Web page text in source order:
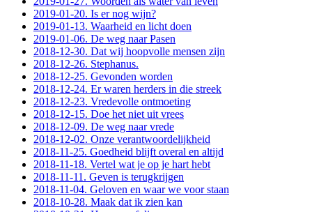
2019-01-20. Is er nog wijn?
2019-01-13. Waarheid en licht doen
2019-01-06. De weg naar Pasen
2018-12-30. Dat wij hoopvolle mensen zijn
2018-12-26. Stephanus.
2018-12-25. Gevonden worden
2018-12-24. Er waren herders in die streek
2018-12-23. Vredevolle ontmoeting
2018-12-15. Doe het niet uit vrees
2018-12-09. De weg naar vrede
2018-12-02. Onze verantwoordelijkheid
2018-11-25. Goedheid blijft overal en altijd
2018-11-18. Vertel wat je op je hart hebt
2018-11-11. Geven is terugkrijgen
2018-11-04. Geloven en waar we voor staan
2018-10-28. Maak dat ik zien kan